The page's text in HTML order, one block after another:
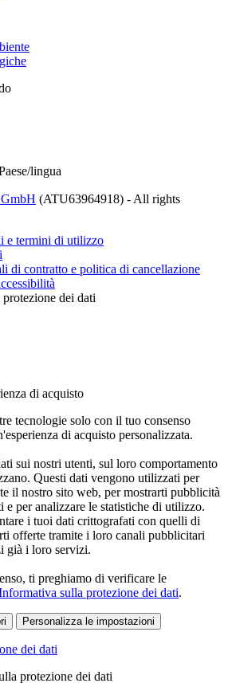
lingua
(ATU63964918) - All rights
e termini di utilizzo
di contratto e politica di cancellazione
dei dati
di acquisto
tecnologie solo con il tuo consenso
di acquisto personalizzata.
sui nostri utenti, sul loro comportamento
Questi dati vengono utilizzati per
il nostro sito web, per mostrarti pubblicità
e per analizzare le statistiche di utilizzo.
i tuoi dati crittografati con quelli di
offerte tramite i loro canali pubblicitari
già i loro servizi.
ti preghiamo di verificare le
sulla protezione dei dati.
Personalizza le impostazioni
dei dati
protezione dei dati